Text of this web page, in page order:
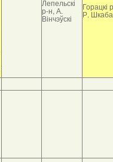
Лепельскі
р-н, А.
Вінчэўскі
Горацкі
Р.